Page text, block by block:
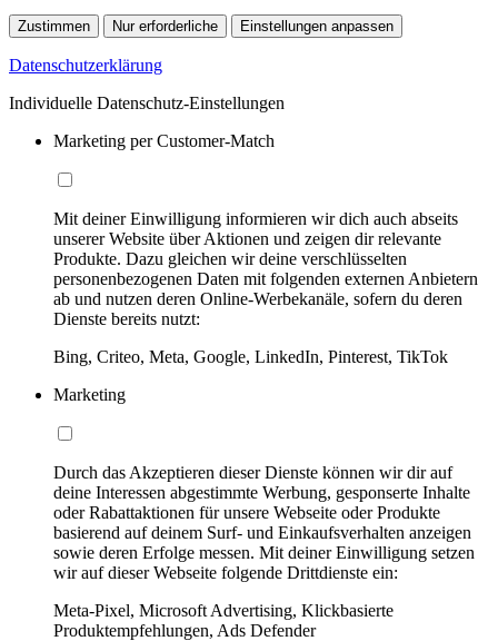
Zustimmen Nur erforderliche Einstellungen anpassen
Datenschutzerklärung
Individuelle Datenschutz-Einstellungen
Marketing per Customer-Match
Mit deiner Einwilligung informieren wir dich auch abseits
unserer Website über Aktionen und zeigen dir relevante
Produkte. Dazu gleichen wir deine verschlüsselten
personenbezogenen Daten mit folgenden externen Anbietern
ab und nutzen deren Online-Werbekanäle, sofern du deren
Dienste bereits nutzt:
Bing, Criteo, Meta, Google, LinkedIn, Pinterest, TikTok
Marketing
Durch das Akzeptieren dieser Dienste können wir dir auf
deine Interessen abgestimmte Werbung, gesponserte Inhalte
oder Rabattaktionen für unsere Webseite oder Produkte
basierend auf deinem Surf- und Einkaufsverhalten anzeigen
sowie deren Erfolge messen. Mit deiner Einwilligung setzen
wir auf dieser Webseite folgende Drittdienste ein:
Meta-Pixel, Microsoft Advertising, Klickbasierte
Produktempfehlungen, Ads Defender